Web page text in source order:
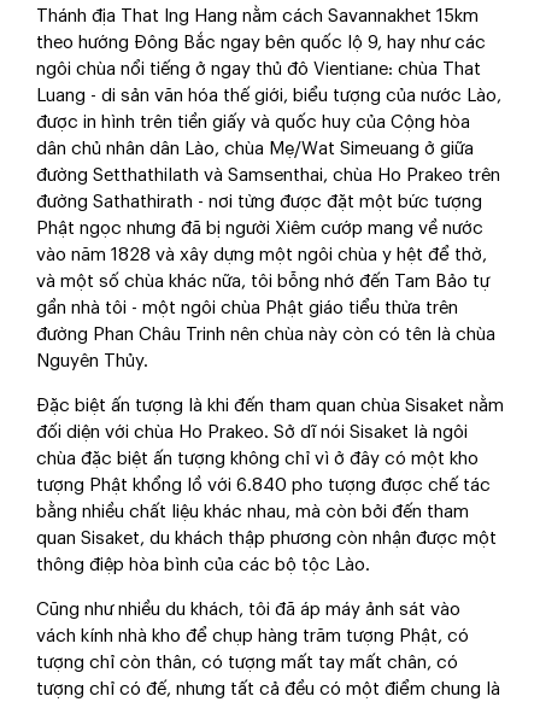
Thánh địa That Ing Hang nằm cách Savannakhet 15km
theo hướng Đông Bắc ngay bên quốc lộ 9, hay như các
ngôi chùa nổi tiếng ở ngay thủ đô Vientiane: chùa That
Luang - di sản văn hóa thế giới, biểu tượng của nước Lào,
được in hình trên tiền giấy và quốc huy của Cộng hòa
dân chủ nhân dân Lào, chùa Mẹ/Wat Simeuang ở giữa
đường Setthathilath và Samsenthai, chùa Ho Prakeo trên
đường Sathathirath - nơi từng được đặt một bức tượng
Phật ngọc nhưng đã bị người Xiêm cướp mang về nước
vào năm 1828 và xây dựng một ngôi chùa y hệt để thờ,
và một số chùa khác nữa, tôi bỗng nhớ đến Tam Bảo tự
gần nhà tôi - một ngôi chùa Phật giáo tiểu thừa trên
đường Phan Châu Trinh nên chùa này còn có tên là chùa
Nguyên Thủy.
Đặc biệt ấn tượng là khi đến tham quan chùa Sisaket nằm
đối diện với chùa Ho Prakeo. Sở dĩ nói Sisaket là ngôi
chùa đặc biệt ấn tượng không chỉ vì ở đây có một kho
tượng Phật khổng lồ với 6.840 pho tượng được chế tác
bằng nhiều chất liệu khác nhau, mà còn bởi đến tham
quan Sisaket, du khách thập phương còn nhận được một
thông điệp hòa bình của các bộ tộc Lào.
Cũng như nhiều du khách, tôi đã áp máy ảnh sát vào
vách kính nhà kho để chụp hàng trăm tượng Phật, có
tượng chỉ còn thân, có tượng mất tay mất chân, có
tượng chỉ có đế, nhưng tất cả đều có một điểm chung là